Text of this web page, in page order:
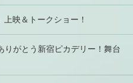
映＆トークショー！
がとう新宿ピカデリー！舞台